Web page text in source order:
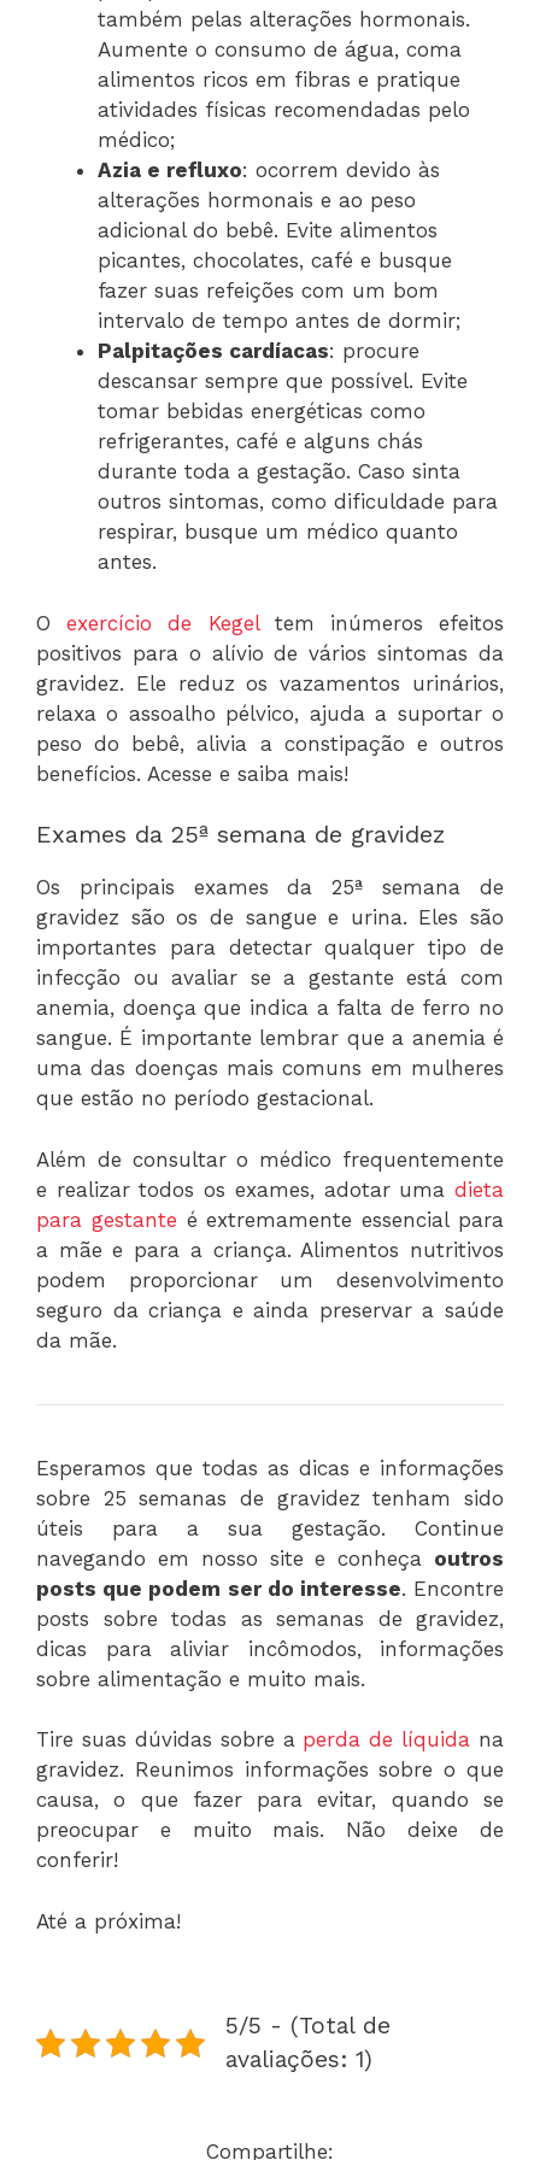
também pelas alterações hormonais.
Aumente o consumo de água, coma
alimentos ricos em fibras e pratique
atividades físicas recomendadas pelo
médico;
Azia e refluxo: ocorrem devido às
alterações hormonais e ao peso
adicional do bebê. Evite alimentos
picantes, chocolates, café e busque
fazer suas refeições com um bom
intervalo de tempo antes de dormir;
Palpitações cardíacas: procure
descansar sempre que possível. Evite
tomar bebidas energéticas como
refrigerantes, café e alguns chás
durante toda a gestação. Caso sinta
outros sintomas, como dificuldade para
respirar, busque um médico quanto
antes.
Oexercício de Kegeltem inúmeros efeitos
positivos para o alívio de vários sintomas da
gravidez. Ele reduz os vazamentos urinários,
relaxa o assoalho pélvico, ajuda a suportar o
peso do bebê, alivia a constipação e outros
benefícios. Acesse e saiba mais!
Exames da 25ª semana de gravidez
Os principais exames da 25ª semana de
gravidez são os de sangue e urina. Eles são
importantes para detectar qualquer tipo de
infecção ou avaliar se a gestante está com
anemia, doença que indica a falta de ferro no
sangue. É importante lembrar que a anemia é
uma das doenças mais comuns em mulheres
que estão no período gestacional.
Além de consultar o médico frequentemente
e realizar todos os exames, adotar uma dieta
para gestante é extremamente essencial para
a mãe e para a criança. Alimentos nutritivos
podem proporcionar um desenvolvimento
seguro da criança e ainda preservar a saúde
da mãe.
Esperamos que todas as dicas e informações
sobre 25 semanas de gravidez tenham sido
úteis para a sua gestação. Continue
navegando em nosso site e conheça outros
posts que podem ser do interesse. Encontre
posts sobre todas as semanas de gravidez,
dicas para aliviar incômodos, informações
sobre alimentação e muito mais.
Tire suas dúvidas sobre a perda de líquida na
gravidez. Reunimos informações sobre o que
causa, o que fazer para evitar, quando se
preocupar e muito mais. Não deixe de
conferir!
Até a próxima!
5/5 - (Total de
avaliações: 1)
Compartilhe: